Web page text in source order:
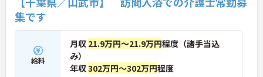
集です
給料
月収 21.9万円～21.9万円程度（諸手当込
み）
年収302万円～302万円程度